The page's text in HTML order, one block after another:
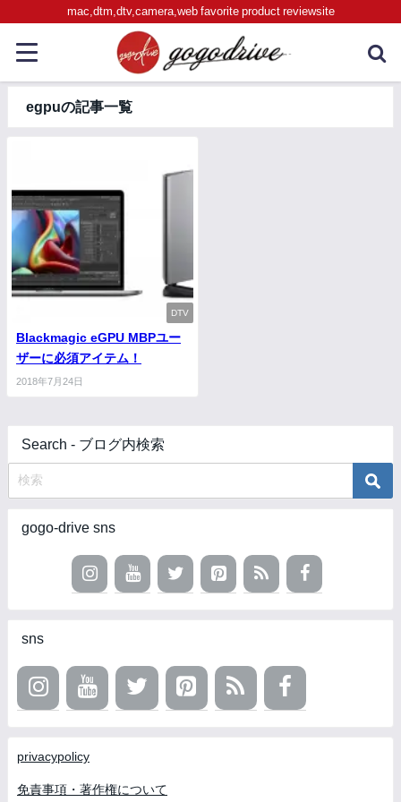
mac,dtm,dtv,camera,web favorite product reviewsite
egpuの記事一覧
DTV
Blackmagic eGPU MBPユー
ザーに必須アイテム！
2018年7月24日
Search - ブログ内検索
gogo-drive sns
sns
privacypolicy
免責事項・著作権について